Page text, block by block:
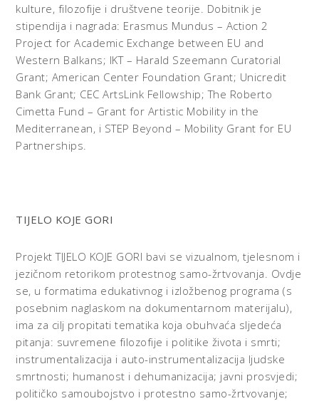
kulture, filozofije i društvene teorije. Dobitnik je
stipendija i nagrada: Erasmus Mundus – Action 2
Project for Academic Exchange between EU and
Western Balkans; IKT – Harald Szeemann Curatorial
Grant; American Center Foundation Grant; Unicredit
Bank Grant; CEC ArtsLink Fellowship; The Roberto
Cimetta Fund – Grant for Artistic Mobility in the
Mediterranean, i STEP Beyond – Mobility Grant for EU
Partnerships.
TIJELO KOJE GORI
Projekt TIJELO KOJE GORI bavi se vizualnom, tjelesnom i
jezičnom retorikom protestnog samo-žrtvovanja. Ovdje
se, u formatima edukativnog i izložbenog programa (s
posebnim naglaskom na dokumentarnom materijalu),
ima za cilj propitati tematika koja obuhvaća sljedeća
pitanja: suvremene filozofije i politike života i smrti;
instrumentalizacija i auto-instrumentalizacija ljudske
smrtnosti; humanost i dehumanizacija; javni prosvjedi;
političko samoubojstvo i protestno samo-žrtvovanje;